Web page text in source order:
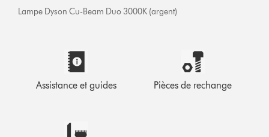
Lampe Dyson Cu-Beam Duo 3000K (argent)
Assistance et guides Pièces de rechange